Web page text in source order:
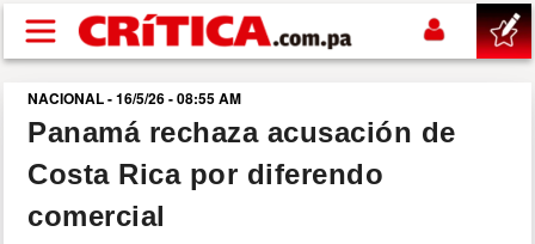
Pasar al contenido principal
buscar
SUCESOS
NACIONAL - 16/5/26 - 08:55 AM
Panamá rechaza acusación de
Costa Rica por diferendo
comercial